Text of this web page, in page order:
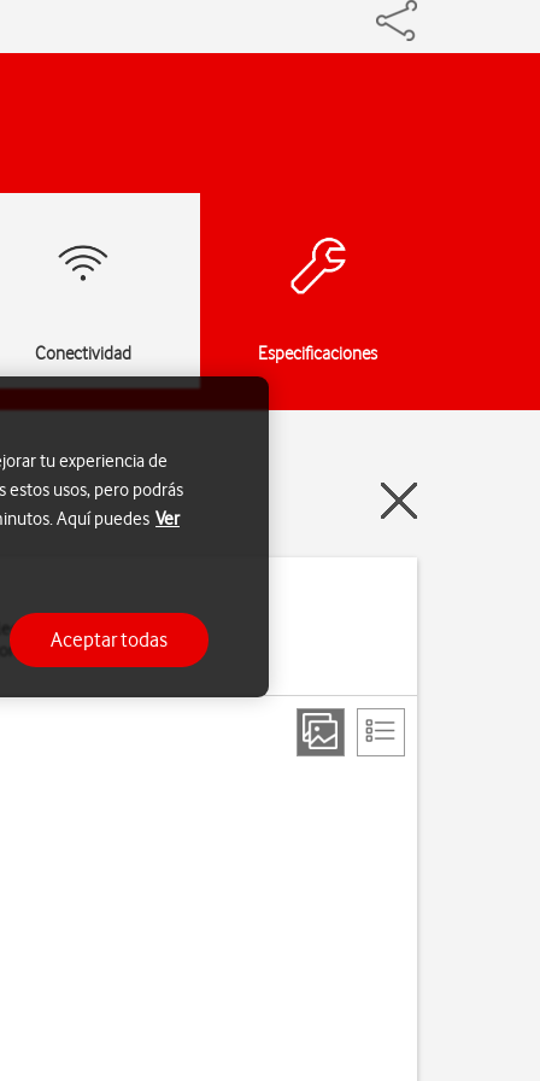
Conectividad Especificaciones
una red
si sales del área
tu experiencia de
estos usos, pero podrás
Aquí puedes Ver
Aceptar todas